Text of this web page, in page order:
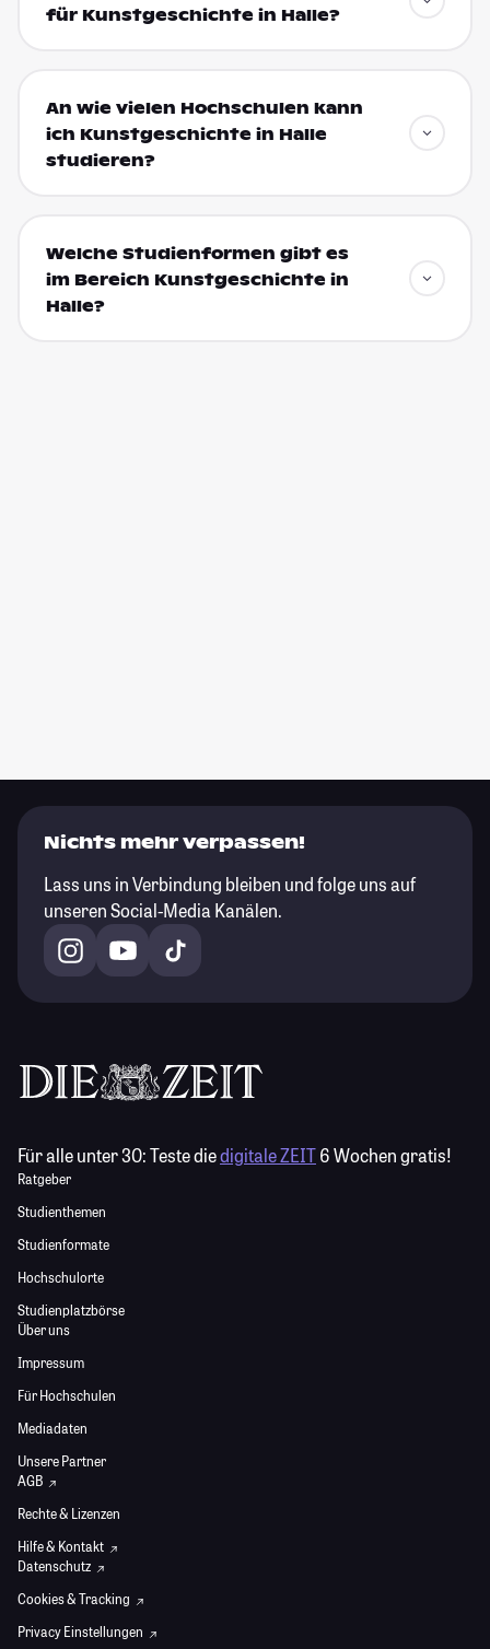
für Kunstgeschichte in Halle?
An wie vielen Hochschulen kann
ich Kunstgeschichte in Halle
studieren?
Welche Studienformen gibt es
im Bereich Kunstgeschichte in
Halle?
Nichts mehr verpassen!
Lass uns in Verbindung bleiben und folge uns auf
unseren Social-Media Kanälen.
Für alle unter 30:Teste diedigitale ZEIT6 Wochen gratis!
Ratgeber
Studienthemen
Studienformate
Hochschulorte
Studienplatzbörse
Über uns
Impressum
Für Hochschulen
Mediadaten
Unsere Partner
AGB
Rechte & Lizenzen
Hilfe & Kontakt
Datenschutz
Cookies & Tracking
Privacy Einstellungen